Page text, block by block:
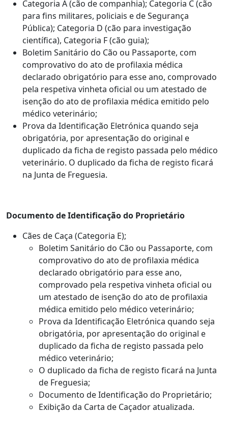
Categoria A (cão de companhia); Categoria C (cão
para fins militares, policiais e de Segurança
Pública); Categoria D (cão para investigação
científica), Categoria F (cão guia);
Boletim Sanitário do Cão ou Passaporte, com
comprovativo do ato de profilaxia médica
declarado obrigatório para esse ano, comprovado
pela respetiva vinheta oficial ou um atestado de
isenção do ato de profilaxia médica emitido pelo
médico veterinário;
Prova da Identificação Eletrónica quando seja
obrigatória, por apresentação do original e
duplicado da ficha de registo passada pelo médico
veterinário. O duplicado da ficha de registo ficará
na Junta de Freguesia.
Documento de Identificação do Proprietário
Cães de Caça (Categoria E);
Boletim Sanitário do Cão ou Passaporte, com
comprovativo do ato de profilaxia médica
declarado obrigatório para esse ano,
comprovado pela respetiva vinheta oficial ou
um atestado de isenção do ato de profilaxia
médica emitido pelo médico veterinário;
Prova da Identificação Eletrónica quando seja
obrigatória, por apresentação do original e
duplicado da ficha de registo passada pelo
médico veterinário;
O duplicado da ficha de registo ficará na Junta
de Freguesia;
Documento de Identificação do Proprietário;
Exibição da Carta de Caçador atualizada.